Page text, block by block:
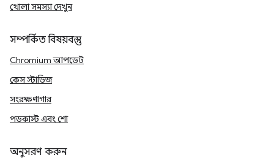
খোলা সমস্যা দেখুন
সম্পর্কিত বিষয়বস্তু
Chromium আপডেট
কেস স্টাডিজ
সংরক্ষণাগার
পডকাস্ট এবং শো
অনুসরণ করুন